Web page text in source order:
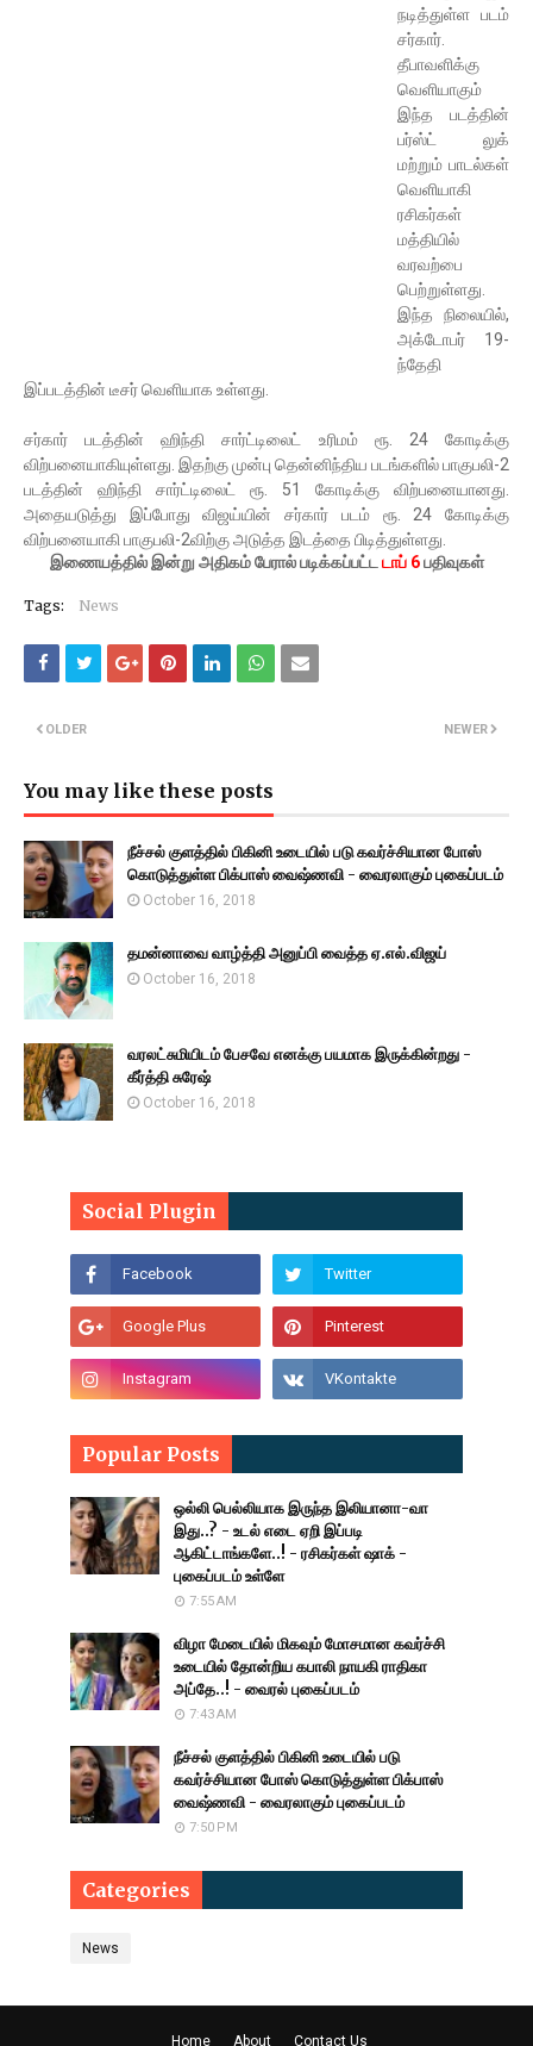
நடித்துள்ள படம்
சர்கார்.
தீபாவளிக்கு
வெளியாகும்
இந்த படத்தின்
பர்ஸ்ட் லுக்
மற்றும் பாடல்கள்
வெளியாகி
ரசிகர்கள்
மத்தியில்
வரவற்பை
பெற்றுள்ளது.
இந்த நிலையில்,
அக்டோபர் 19-
ந்தேதி
இப்படத்தின் டீசர் வெளியாக உள்ளது.
சர்கார் படத்தின் ஹிந்தி சார்ட்டிலைட் உரிமம் ரூ. 24 கோடிக்கு
விற்பனையாகியுள்ளது. இதற்கு முன்பு தென்னிந்திய படங்களில் பாகுபலி-2
படத்தின் ஹிந்தி சார்ட்டிலைட் ரூ. 51 கோடிக்கு விற்பனையானது.
அதையடுத்து இப்போது விஜய்யின் சர்கார் படம் ரூ. 24 கோடிக்கு
விற்பனையாகி பாகுபலி-2விற்கு அடுத்த இடத்தை பிடித்துள்ளது.
இணையத்தில் இன்று அதிகம் பேரால் படிக்கப்பட்ட டாப் 6பதிவுகள்
Tags: News
NEWER
OLDER
You may like these posts
நீச்சல் குளத்தில் பிகினி உடையில் படு கவர்ச்சியான போஸ்
கொடுத்துள்ள பிக்பாஸ் வைஷ்ணவி - வைரலாகும் புகைப்படம்
October 16, 2018
தமன்னாவை வாழ்த்தி அனுப்பி வைத்த ஏ.எல்.விஜய்
October 16, 2018
வரலட்சுமியிடம் பேசவே எனக்கு பயமாக இருக்கின்றது -
கீர்த்தி சுரேஷ்
October 16, 2018
Social Plugin
Popular Posts
ஒல்லி பெல்லியாக இருந்த இலியானா-வா
இது..? - உடல் எடை ஏறி இப்படி
ஆகிட்டாங்களே..! - ரசிகர்கள் ஷாக் -
புகைப்படம் உள்ளே
7:55 AM
விழா மேடையில் மிகவும் மோசமான கவர்ச்சி
உடையில் தோன்றிய கபாலி நாயகி ராதிகா
அப்தே..! - வைரல் புகைப்படம்
7:43 AM
நீச்சல் குளத்தில் பிகினி உடையில் படு
கவர்ச்சியான போஸ் கொடுத்துள்ள பிக்பாஸ்
வைஷ்ணவி - வைரலாகும் புகைப்படம்
7:50 PM
Categories
News
Home About Contact Us